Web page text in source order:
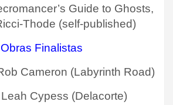
Guide to Ghosts,
Thode (self-published)
Obras Finalistas
Cameron (Labyrinth Road)
Cypess (Delacorte)